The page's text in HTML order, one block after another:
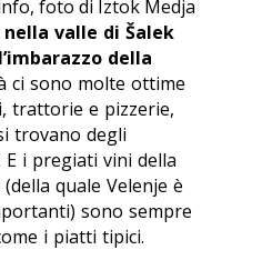
foto di Iztok Medja
valle di Šalek
della
ci sono molte ottime
trattorie e pizzerie,
trovano degli
i pregiati vini della
quale Velenje è
sono sempre
i piatti tipici.